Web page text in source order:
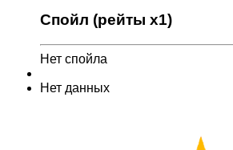
Спойл (рейты x1)
Нет спойла
Нет данных